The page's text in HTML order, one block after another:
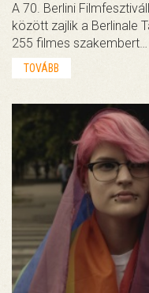
A 70. Berlini
között zajlik a Berlinale
255 filmes szakembert…
TOVÁBB